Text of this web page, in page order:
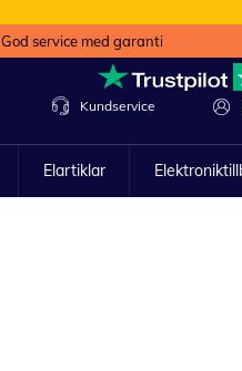
God service med garanti
Kundservice
Elartiklar